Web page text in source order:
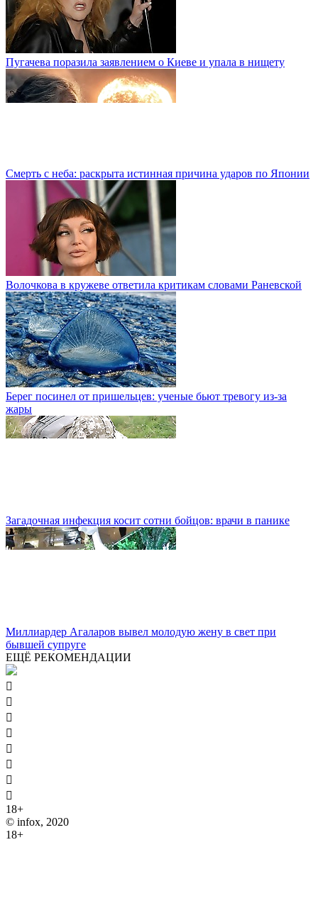
Пугачева поразила заявлением о Киеве и упала в нищету
Смерть с неба: раскрыта истинная причина ударов по Японии
Волочкова в кружеве ответила критикам словами Раневской
Берег посинел от пришельцев: ученые бьют тревогу из-за
жары
Загадочная инфекция косит сотни бойцов: врачи в панике
Миллиардер Агаларов вывел молодую жену в свет при
бывшей супруге
ЕЩЁ РЕКОМЕНДАЦИИ








18+
© infox, 2020
18+